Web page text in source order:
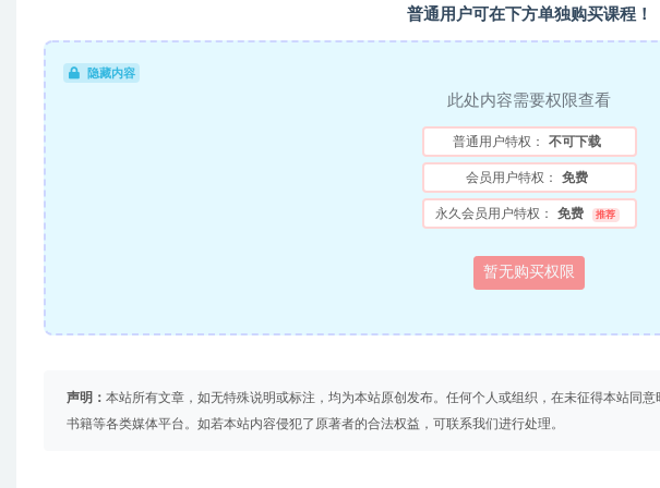
普通用户可在下方单独购买课程！
隐藏内容
此处内容需要权限查看
普通用户特权： 不可下载
会员用户特权： 免费
永久会员用户特权： 免费 推荐
暂无购买权限
声明： 本站所有文章，如无特殊说明或标注，均为本站原创发布。任何个人或组织，在未征得本站同
书籍等各类媒体平台。如若本站内容侵犯了原著者的合法权益，可联系我们进行处理。